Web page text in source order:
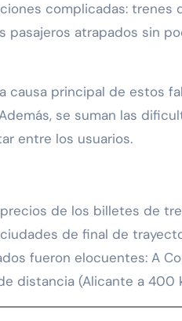
complicadas:
atrapados sin
principal de estos
se suman las
entre los usuarios.
de los billetes de
de final de trayecto
fueron elocuentes: A
distancia (Alicante a 400